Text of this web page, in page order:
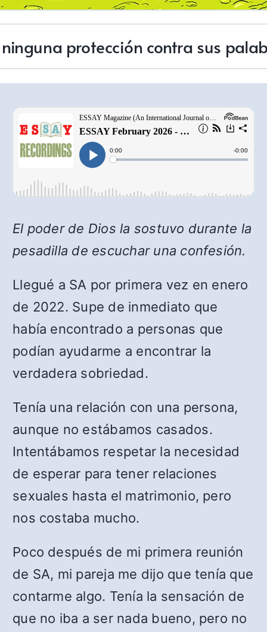
protección contra sus
El poder de Dios la sostuvo durante la
pesadilla de escuchar una confesión.
Llegué a SA por primera vez en enero
de 2022. Supe de inmediato que
había encontrado a personas que
podían ayudarme a encontrar la
verdadera sobriedad.
Tenía una relación con una persona,
aunque no estábamos casados.
Intentábamos respetar la necesidad
de esperar para tener relaciones
sexuales hasta el matrimonio, pero
nos costaba mucho.
Poco después de mi primera reunión
de SA, mi pareja me dijo que tenía que
contarme algo. Tenía la sensación de
que no iba a ser nada bueno, pero no